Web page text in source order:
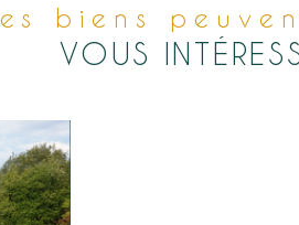
Ces biens
VOUS